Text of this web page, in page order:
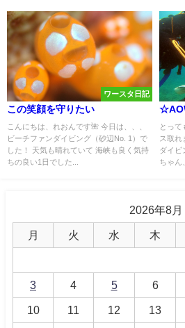
ワースタ日記
この笑顔を守りたい
こんにちは、れおんです🌺 今日は、、、
ビーチファンダイビング（砂辺No. 1）で
した！ 天気も晴れていて 海峡も良く気持
ちの良い1日でした...
とって
ス取れ
ダイビ
ちゃん
2026年8月
月 火 水 木
3 4 5 6
10 11 12 13